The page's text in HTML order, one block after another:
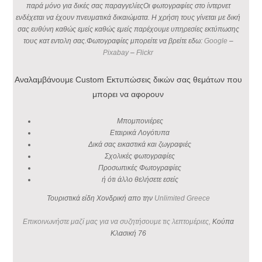
παρά μόνο για δικές σας παραγγελίεςΟι φωτογραφίες στο ίντερνετ
ενδέχεται να έχουν πνευματικά δικαιώματα. Η χρήση τους γίνεται με δική
σας ευθύνη καθώς εμείς καθώς εμείς παρέχουμε υπηρεσίες εκτύπωσης
τους κατ εντολη σας.Φωτογραφίες μπορείτε να βρείτε εδω: Google –
Pixabay– Flickr
Αναλαμβάνουμε Custom Εκτυπώσεις δικών σας θεμάτων που
μπορει να αφορουν
Μπομπονιέρες
Εταιρικά Λογότυπα
Δικά σας εικαστικά και ζωγραφιές
Σχολικές φωτογραφίες
Προσωπικές Φωτογραφίες
ή ότι άλλο θελήσετε εσείς
Τουριστικά είδη Χονδρική απο την Unlimited Greece
Επικοινωνήστε μαζί μας για να συζητήσουμε τις λεπτομέριες, Κούπα
Κλασική 76